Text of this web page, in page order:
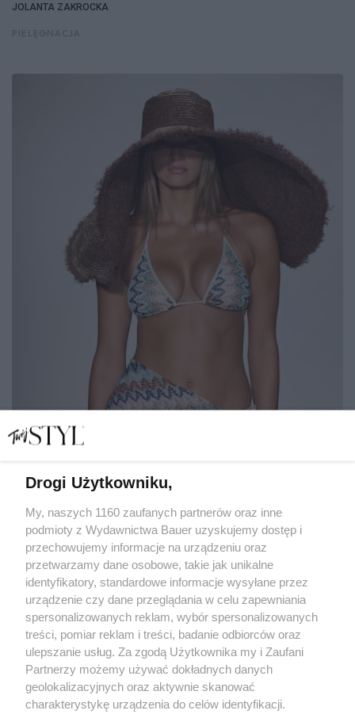
JOLANTA ZAKROCKA
zmieniają wygląd ciała
JOLANTA ZAKROCKA
PIELĘGNACJA
Drogi Użytkowniku,
My, naszych 1160 zaufanych partnerów oraz inne
podmioty z Wydawnictwa Bauer uzyskujemy dostęp i
przechowujemy informacje na urządzeniu oraz
przetwarzamy dane osobowe, takie jak unikalne
identyfikatory, standardowe informacje wysyłane przez
urządzenie czy dane przeglądania w celu zapewniania
spersonalizowanych reklam, wybór spersonalizowanych
treści, pomiar reklam i treści, badanie odbiorców oraz
ulepszanie usług. Za zgodą Użytkownika my i Zaufani
Partnerzy możemy używać dokładnych danych
geolokalizacyjnych oraz aktywnie skanować
charakterystykę urządzenia do celów identyfikacji.